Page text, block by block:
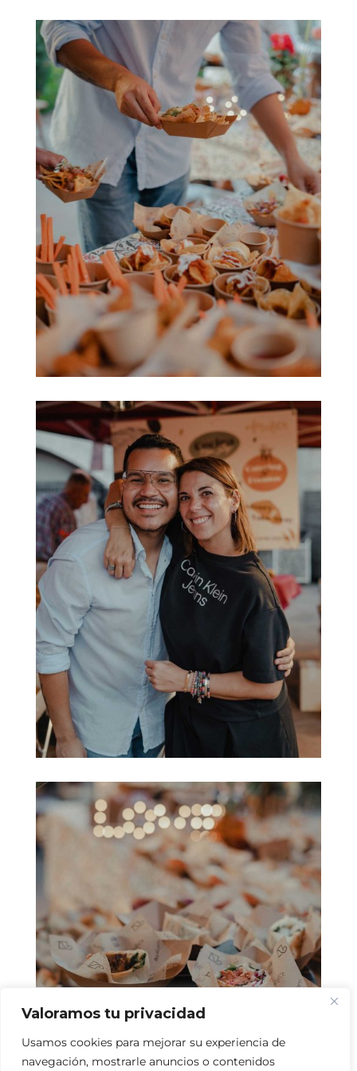
Valoramos tu privacidad
Usamos cookies para mejorar su experiencia de
navegación, mostrarle anuncios o contenidos